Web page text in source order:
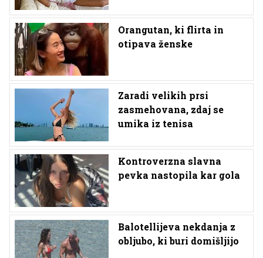
Orangutan, ki flirta in
otipava ženske
Zaradi velikih prsi
zasmehovana, zdaj se
umika iz tenisa
Kontroverzna slavna
pevka nastopila kar gola
Balotellijeva nekdanja z
obljubo, ki buri domišljijo